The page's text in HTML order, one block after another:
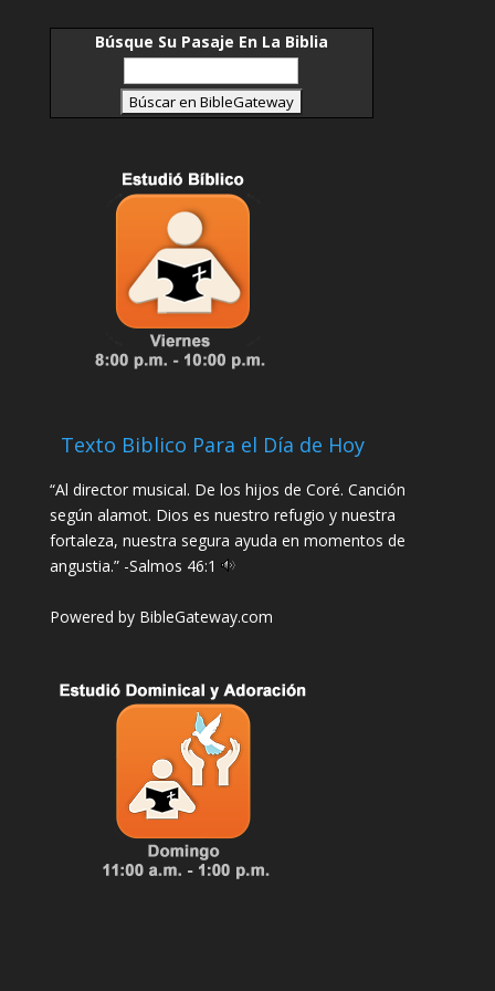
evento programado y organizado en nuestra
Nuestros maestros y asistentes de escuela
dominical son voluntarios que dan su tiempo y
ayudarlos a crear un ambiente de aprendizaje
positivo y fiel, se espera que los padres:
• Tratar a los voluntarios con amabilidad y
respeto en todo momento
• Refuerce las expectativas de comportamiento y
hable con su (s) hijo (s) antes de asistir
• Traer comentarios e inquietudes a la Directora
de la Escuela Dominical Dra. Cendy Mejias si es
• Tenga conversaciones sobre los temas que se
Búsque Su Pasaje En La Biblia
Texto Biblico Para el Día de Hoy
“Al director musical. De los hijos de Coré. Canción
según alamot. Dios es nuestro refugio y nuestra
fortaleza, nuestra segura ayuda en momentos de
angustia.” -Salmos 46:1
Powered by BibleGateway.com